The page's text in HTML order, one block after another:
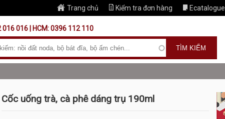
Trang chủ Kiểm tra đơn hàng Ecatalogue
016 | HCM: 0396 112 110
Cốc uống trà, cà phê dáng trụ 190ml